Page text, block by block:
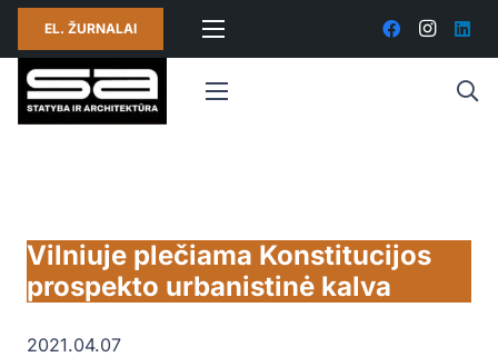
EL. ŽURNALAI
Vilniuje plečiama Konstitucijos
prospekto urbanistinė kalva
2021.04.07